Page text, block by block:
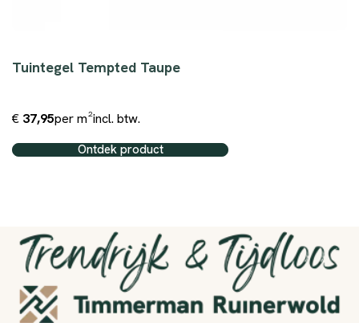
Tuintegel Tempted Taupe
€ 37,95per m²incl. btw.
Ontdek product